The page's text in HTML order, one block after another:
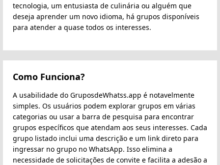
tecnologia, um entusiasta de culinária ou alguém que
deseja aprender um novo idioma, há grupos disponíveis
para atender a quase todos os interesses.
Como Funciona?
A usabilidade do GruposdeWhatss.app é notavelmente
simples. Os usuários podem explorar grupos em várias
categorias ou usar a barra de pesquisa para encontrar
grupos específicos que atendam aos seus interesses. Cada
grupo listado inclui uma descrição e um link direto para
ingressar no grupo no WhatsApp. Isso elimina a
necessidade de solicitações de convite e facilita a adesão a